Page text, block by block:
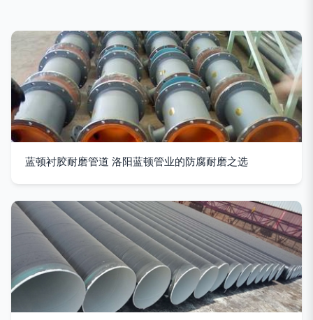
蓝顿衬胶耐磨管道 洛阳蓝顿管业的防腐耐磨之选